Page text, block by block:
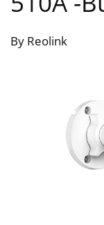
By Reolink